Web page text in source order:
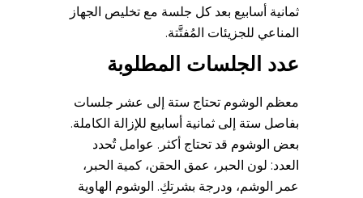
ثمانية أسابيع بعد كل جلسة مع تخليص الجهاز
المناعي للجزيئات المُفتَّتة.
عدد الجلسات المطلوبة
معظم الوشوم تحتاج ستة إلى عشر جلسات
بفاصل ستة إلى ثمانية أسابيع للإزالة الكاملة.
بعض الوشوم قد تحتاج أكثر. عوامل تُحدد
العدد: لون الحبر، عمق الحقن، كمية الحبر،
عمر الوشم، ودرجة بشرتكِ. الوشوم الهاوية